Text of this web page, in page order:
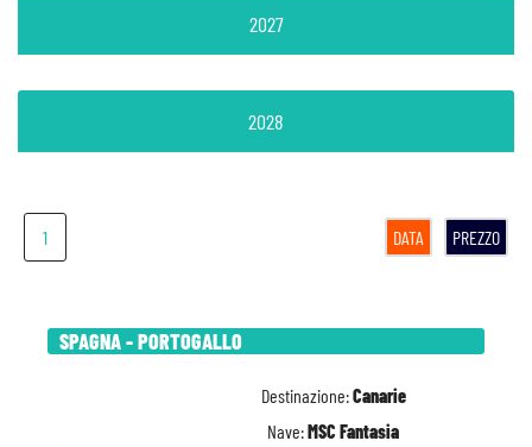
1 DATA PREZZO
SPAGNA - PORTOGALLO
Destinazione:Canarie
Nave:MSC Fantasia
2027
2028